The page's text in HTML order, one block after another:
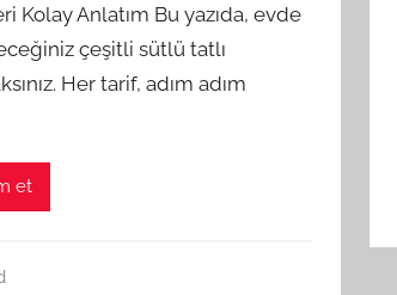
Kolay Anlatım Bu yazıda, evde
çeşitli sütlü tatlı
Her tarif, adım adım
et